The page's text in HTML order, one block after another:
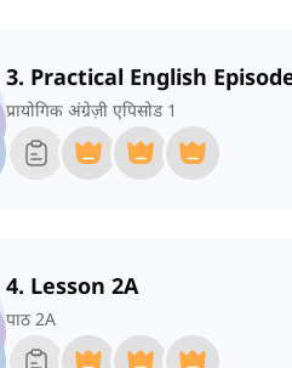
3. Practical English
प्रायोगिक अंग्रेज़ी एपिसोड 1
4. Lesson 2A
पाठ 2A